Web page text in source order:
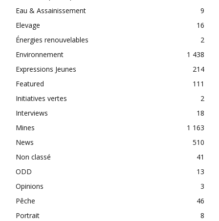
Eau & Assainissement
9
Elevage
16
Énergies renouvelables
2
Environnement
1 438
Expressions Jeunes
214
Featured
111
Initiatives vertes
2
Interviews
18
Mines
1 163
News
510
Non classé
41
ODD
13
Opinions
3
Pêche
46
Portrait
8